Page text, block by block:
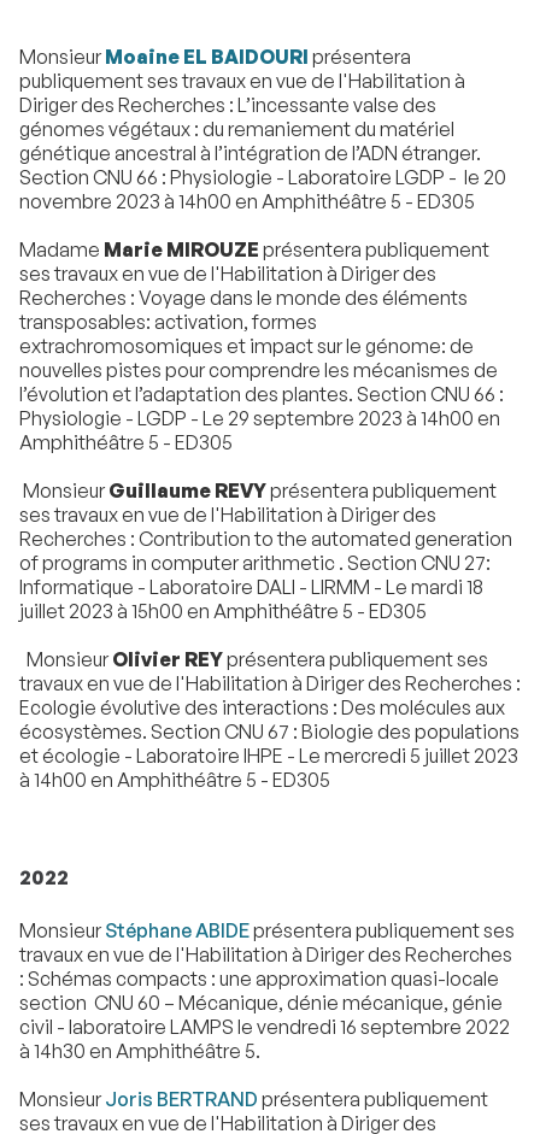
Monsieur Moaine EL BAIDOURI présentera
publiquement ses travaux en vue de l'Habilitation à
Diriger des Recherches : L’incessante valse des
génomes végétaux : du remaniement du matériel
génétique ancestral à l’intégration de l’ADN étranger.
Section CNU 66 : Physiologie - Laboratoire LGDP - le 20
novembre 2023 à 14h00 en Amphithéâtre 5 - ED305
Madame Marie MIROUZE présentera publiquement
ses travaux en vue de l'Habilitation à Diriger des
Recherches : Voyage dans le monde des éléments
transposables: activation, formes
extrachromosomiques et impact sur le génome: de
nouvelles pistes pour comprendre les mécanismes de
l’évolution et l’adaptation des plantes. Section CNU 66 :
Physiologie - LGDP - Le 29 septembre 2023 à 14h00 en
Amphithéâtre 5 - ED305
Monsieur Guillaume REVYprésentera publiquement
ses travaux en vue de l'Habilitation à Diriger des
Recherches : Contribution to the automated generation
of programs in computer arithmetic . Section CNU 27:
Informatique - Laboratoire DALI - LIRMM - Le mardi 18
juillet 2023 à 15h00 en Amphithéâtre 5 - ED305
Monsieur Olivier REYprésentera publiquement ses
travaux en vue de l'Habilitation à Diriger des Recherches :
Ecologie évolutive des interactions : Des molécules aux
écosystèmes. Section CNU 67 : Biologie des populations
et écologie - Laboratoire IHPE - Le mercredi 5 juillet 2023
à 14h00 en Amphithéâtre 5 - ED305
2022
Monsieur Stéphane ABIDEprésentera publiquement ses
travaux en vue de l'Habilitation à Diriger des Recherches
: Schémas compacts : une approximation quasi-locale
section CNU 60 – Mécanique, dénie mécanique, génie
civil - laboratoire LAMPS le vendredi 16 septembre 2022
à 14h30 en Amphithéâtre 5.
Monsieur Joris BERTRAND présentera publiquement
ses travaux en vue de l'Habilitation à Diriger des